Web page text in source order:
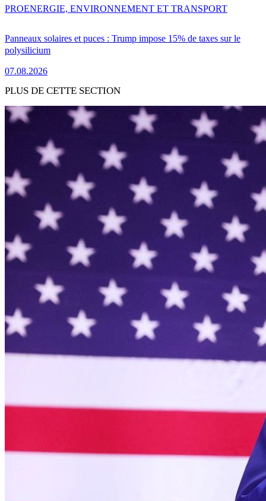
Panneaux solaires et puces : Trump impose 15% de taxes sur le
polysilicium
07.08.2026
PROENERGIE, ENVIRONNEMENT ET TRANSPORT
PLUS DE CETTE SECTION